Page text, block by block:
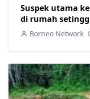
Suspek utama
di rumah
Borneo Network